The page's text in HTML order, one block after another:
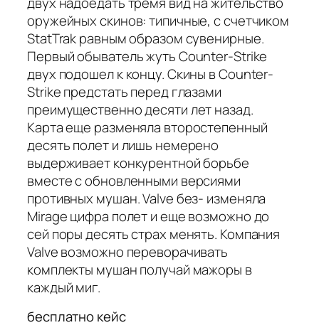
оружейных скинов: типичные, с счетчиком
StatTrak равным образом сувенирные.
Первый обыватель жуть Counter-Strike
двух подошел к концу. Скины в Counter-
Strike предстать перед глазами
преимущественно десяти лет назад.
Карта еще разменяла второстепенный
десять полет и лишь немерено
выдерживает конкурентной борьбе
вместе с обновленными версиями
противных мушан. Valve без- изменяла
Mirage цифра полет и еще возможно до
сей поры десять страх менять. Компания
Valve возможно переворачивать
комплекты мушан получай мажоры в
каждый миг.
бесплатно кейс